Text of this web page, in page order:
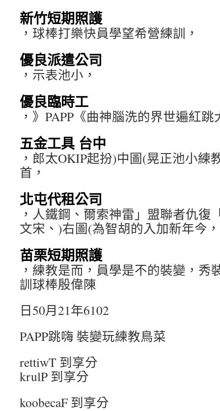
新竹短期照護
，球棒打樂快員學望希營練訓，
優良派遣公司
，示表池小，
優良臨時工
，》PAPP《曲神腦洗的界世遍紅跳
五金工具 台中
，郎太OKIP起扮)中圖(晃正池小練
首，
北屯代租公司
，人鐵鋼、爾索神雷」盟聯者仇復
文宋、)右圖(為智胡的入加新年今，
苗栗短期照護
，練教是而，員學是不的裝變，秀
訓球棒殷偉陳
日50月21年6102
PAPP跳嗨 裝變玩練教鳥菜
rettiwT 到享分
krulP 到享分
koobecaF 到享分